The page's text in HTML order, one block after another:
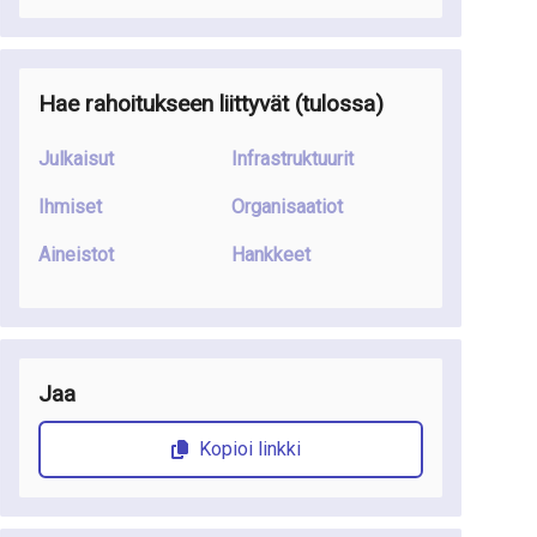
Hae rahoitukseen liittyvät (tulossa)
Julkaisut
Ihmiset
Aineistot
Infrastruktuurit
Organisaatiot
Hankkeet
Jaa
Kopioi linkki